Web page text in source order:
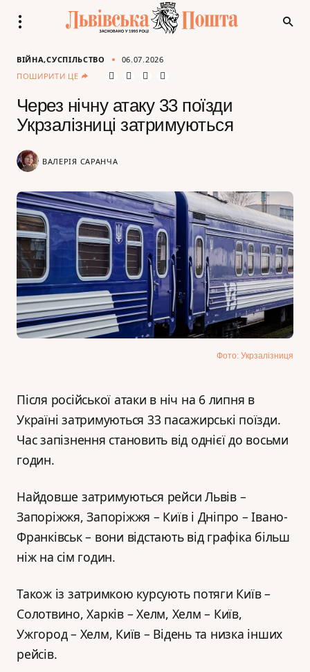
ВІЙНА СУСПІЛЬСТВО
06.07.2026
ПОШИРИТИ ЦЕ
Через нічну атаку 33 поїзди
Укрзалізниці затримуються
ВАЛЕРІЯ САРАНЧА
Фото: Укрзалізниця
Після російської атаки в ніч на 6 липня в
Україні затримуються 33 пасажирські поїзди.
Час запізнення становить від однієї до восьми
годин.
Найдовше затримуються рейси Львів –
Запоріжжя, Запоріжжя – Київ і Дніпро – Івано-
Франківськ – вони відстають від графіка більш
ніж на сім годин.
Також із затримкою курсують потяги Київ –
Солотвино, Харків – Хелм, Хелм – Київ,
Ужгород – Хелм, Київ – Відень та низка інших
рейсів.